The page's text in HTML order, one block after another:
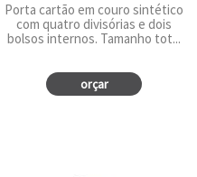
Porta cartão em couro sintético
com quatro divisórias e dois
bolsos internos. Tamanho tot...
orçar